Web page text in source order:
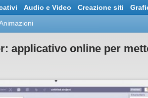
Audio e Video Creazione siti
applicativo online per